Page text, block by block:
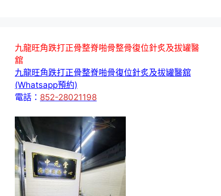
九龍旺角跌打正骨整脊啪骨整骨復位針炙及拔罐醫
舘
九龍旺角跌打正骨整脊啪骨復位針炙及拔罐醫舘
(Whatsapp預約)
電話： 852-28021198